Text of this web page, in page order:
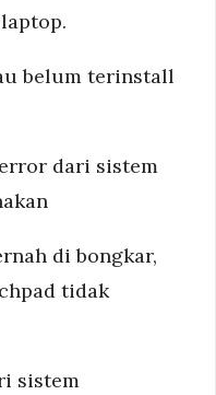
belum terinstall
dari sistem
di bongkar,
tidak
sistem